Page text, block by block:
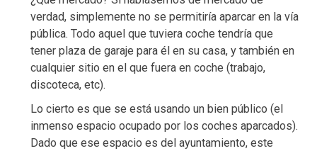
verdad, simplemente no se permitiría aparcar en la vía
pública. Todo aquel que tuviera coche tendría que
tener plaza de garaje para él en su casa, y también en
cualquier sitio en el que fuera en coche (trabajo,
discoteca, etc).
Lo cierto es que se está usando un bien público (el
inmenso espacio ocupado por los coches aparcados).
Dado que ese espacio es del ayuntamiento, este